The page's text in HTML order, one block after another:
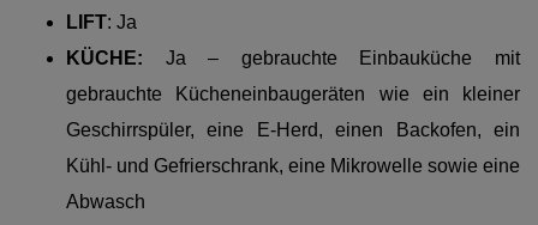
LIFT: Ja
KÜCHE: Ja – gebrauchte Einbauküche mit
gebrauchte Kücheneinbaugeräten wie ein kleiner
Geschirrspüler, eine E-Herd, einen Backofen, ein
Kühl- und Gefrierschrank, eine Mikrowelle sowie eine
Abwasch